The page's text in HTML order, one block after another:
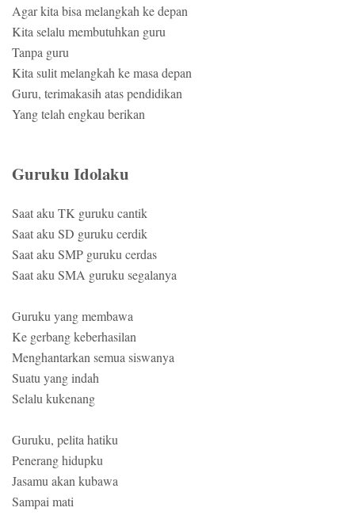
Agar kita bisa melangkah ke depan
Kita selalu membutuhkan guru
Tanpa guru
Kita sulit melangkah ke masa depan
Guru, terimakasih atas pendidikan
Yang telah engkau berikan
Guruku Idolaku
Saat aku TK guruku cantik
Saat aku SD guruku cerdik
Saat aku SMP guruku cerdas
Saat aku SMA guruku segalanya
Guruku yang membawa
Ke gerbang keberhasilan
Menghantarkan semua siswanya
Suatu yang indah
Selalu kukenang
Guruku, pelita hatiku
Penerang hidupku
Jasamu akan kubawa
Sampai mati